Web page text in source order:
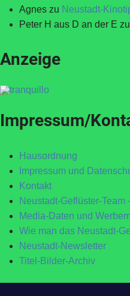
Agnes zu Neustadt-
Peter H aus D an der E zu
Anzeige
Impressum/
Hausordnung
Impressum und
Kontakt
Neustadt-Geflüster-Team
Media-Daten und
Wie man das Neustadt-
Neustadt-Newsletter
Titel-Bilder-Archiv